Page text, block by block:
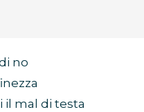
no
il mal di testa